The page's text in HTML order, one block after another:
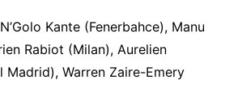
N’Golo Kante (Fenerbahce), Manu
Rabiot (Milan), Aurelien
Madrid), Warren Zaire-Emery